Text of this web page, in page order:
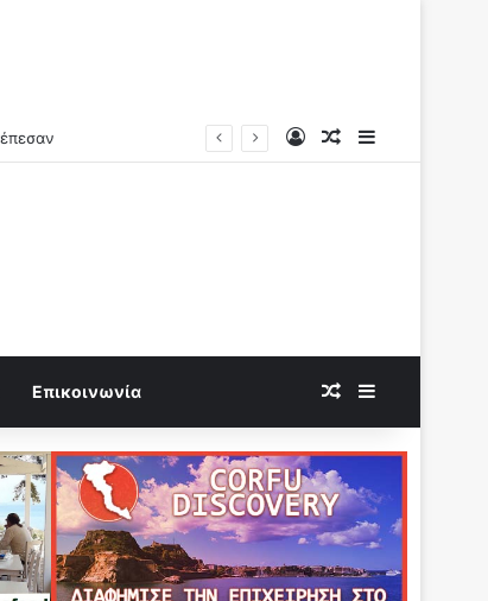
Log InRandom Article
Επικοινωνία Random Article